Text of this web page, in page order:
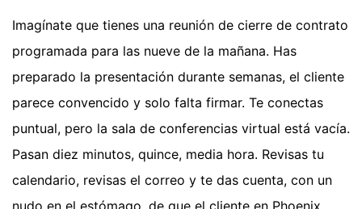
Imagínate que tienes una reunión de cierre de contrato
programada para las nueve de la mañana. Has
preparado la presentación durante semanas, el cliente
parece convencido y solo falta firmar. Te conectas
puntual, pero la sala de conferencias virtual está vacía.
Pasan diez minutos, quince, media hora. Revisas tu
calendario, revisas el correo y te das cuenta, con un